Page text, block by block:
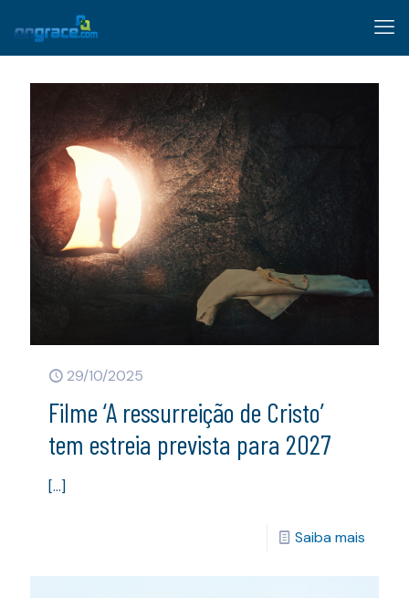
29/10/2025
Filme ‘A ressurreição de Cristo’
tem estreia prevista para 2027
[…]
Saiba mais